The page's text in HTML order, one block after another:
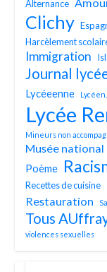
Alternance
Clichy
Harcèlement
Immigration
Journal
Lycéeenne
Lycée
Mineurs non
Musée
Poème
Recettes de cuisine
Restauration
Tous
violences sexuelles